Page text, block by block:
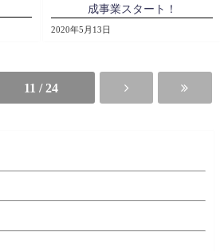
成事業スタート！
2020年5月13日
11 / 24